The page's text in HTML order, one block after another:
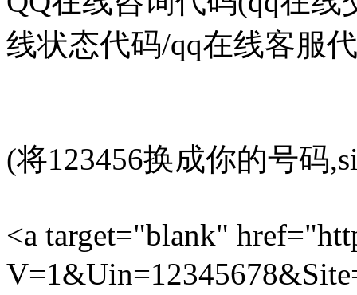
线状态代码/qq在线客服
(将123456换成你的号码
<a target="blank"